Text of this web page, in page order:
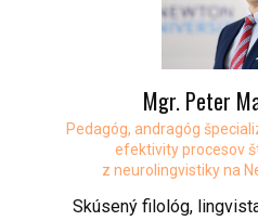
Mgr. Peter
Pedagóg, andragóg
efektivity procesov
z neurolingvistiky na
Skúsený filológ,